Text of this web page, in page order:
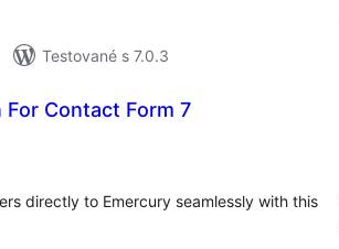
Testované s 7.0.3
Contact Form 7
directly to Emercury seamlessly with this